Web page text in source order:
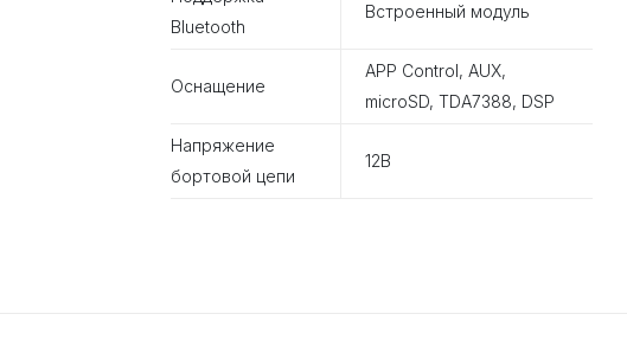
Bluetooth
Встроенный модуль
Оснащение
APP Control, AUX,
microSD, TDA7388, DSP
Напряжение
бортовой цепи
12В